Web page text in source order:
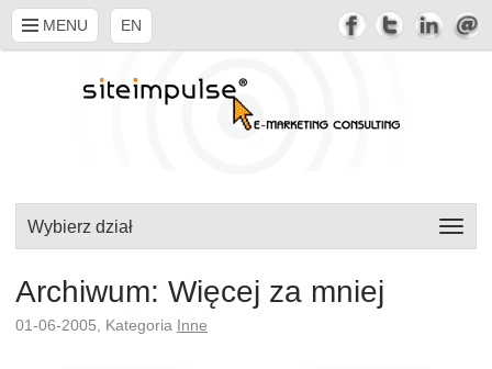
EN
MENU
Wybierz dział
Archiwum: Więcej za mniej
01-06-2005, Kategoria Inne